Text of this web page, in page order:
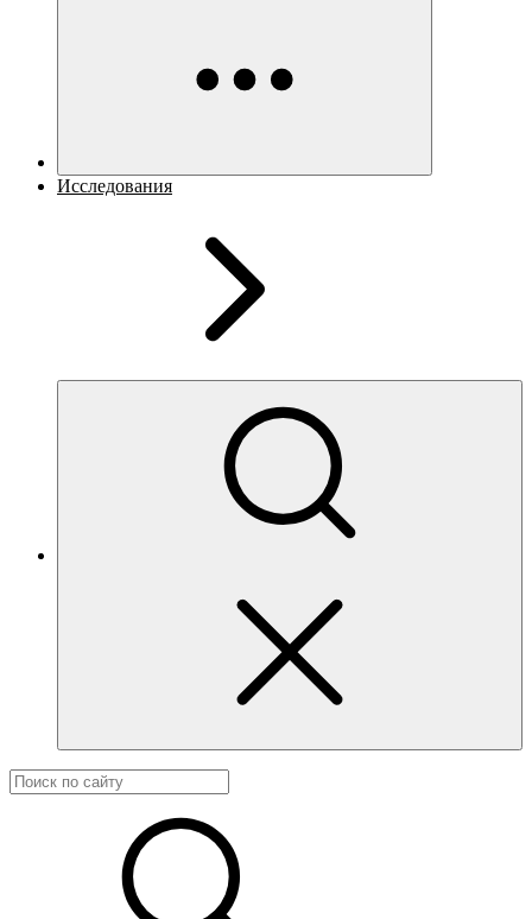
Исследования